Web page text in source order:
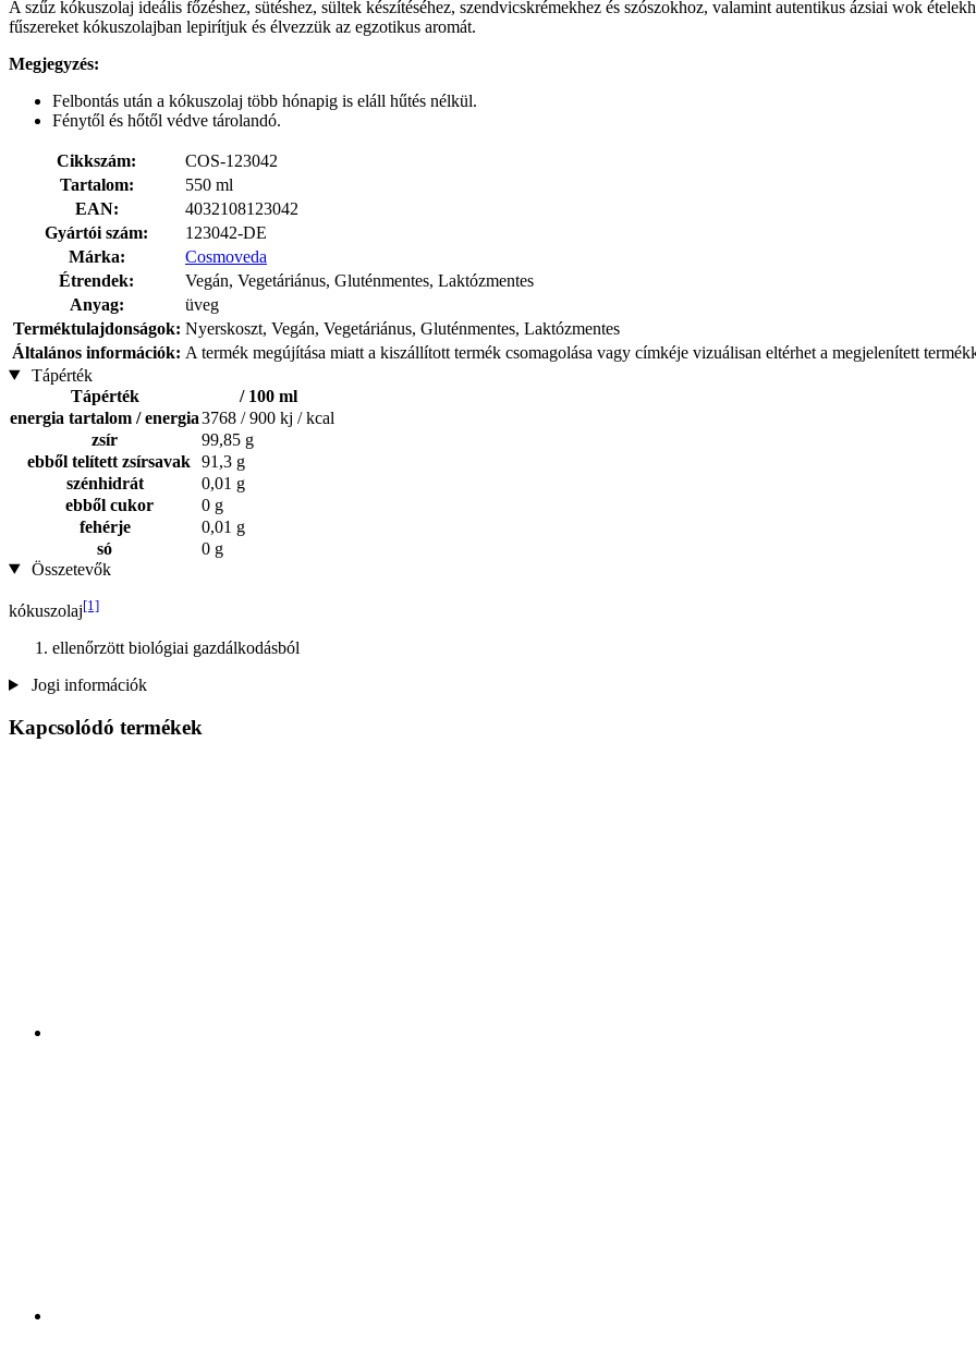
A szűz kókuszolaj ideális főzéshez, sütéshez, sültek készítéséhez, szendvicskrémekhez és szószokhoz, valamint autentikus ázsiai wok
fűszereket kókuszolajban lepirítjuk és élvezzük az egzotikus aromát.
Megjegyzés:
Felbontás után a kókuszolaj több hónapig is eláll hűtés nélkül.
Fénytől és hőtől védve tárolandó.
Cikkszám:
COS-123042
Tartalom:
550 ml
EAN:
4032108123042
Gyártói szám:
123042-DE
Márka:
Cosmoveda
Étrendek:
Vegán, Vegetáriánus, Gluténmentes, Laktózmentes
Anyag:
üveg
Terméktulajdonságok: Nyerskoszt, Vegán, Vegetáriánus, Gluténmentes, Laktózmentes
Általános információk: A termék megújítása miatt a kiszállított termék csomagolása vagy címkéje vizuálisan eltérhet a megjelenített
Tápérték
Tápérték
/ 100 ml
energia tartalom / energia3768 / 900 kj / kcal
zsír
99,85 g
ebből telített zsírsavak 91,3 g
szénhidrát
0,01 g
ebből cukor
0 g
fehérje
0,01 g
só
0 g
Összetevők
kókuszolaj[1]
ellenőrzött biológiai gazdálkodásból
Jogi információk
Kapcsolódó termékek